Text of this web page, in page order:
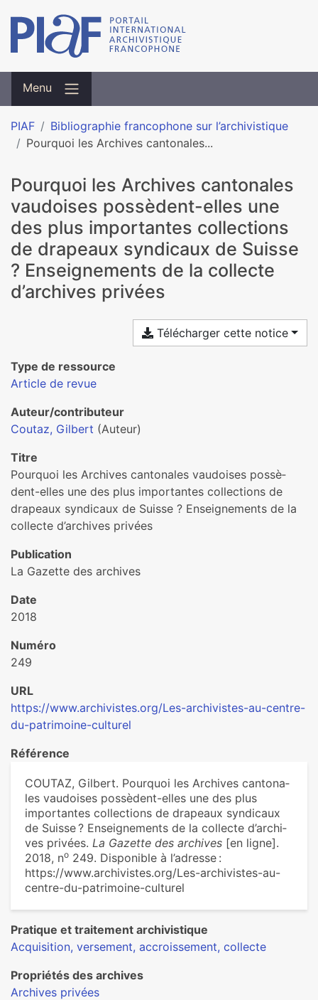
Menu
PIAF
Bibliographie francophone sur l’archivistique
Pourquoi les Archives can­to­na­les...
Pourquoi les Archives can­to­na­les
vau­doi­ses pos­sè­dent-elles une
des plus impor­tan­tes col­lec­tions
de dra­peaux syn­di­caux de Suisse
? Enseignements de la col­lecte
d’archi­ves pri­vées
Télécharger cette notice
Type de ressource
Article de revue
Auteur/contributeur
Coutaz, Gilbert (Auteur)
Titre
Pourquoi les Archives can­to­na­les vau­doi­ses pos­sè­
dent-elles une des plus impor­tan­tes col­lec­tions de
dra­peaux syn­di­caux de Suisse ? Enseignements de la
col­lecte d’archi­ves pri­vées
Publication
La Gazette des archives
Date
2018
Numéro
249
URL
https://www.archivistes.org/Les-archivistes-au-centre-
du-patrimoine-culturel
Référence
COUTAZ, Gilbert. Pourquoi les Archives can­to­na­
les vau­doi­ses pos­sè­dent-elles une des plus
impor­tan­tes col­lec­tions de dra­peaux syn­di­caux
de Suisse ? Enseignements de la col­lecte d’archi­
ves pri­vées. La Gazette des archives [en ligne].
2018, no 249. Disponible à l’adresse :
https://www.archivistes.org/Les-archivistes-au-
centre-du-patrimoine-culturel
Pratique et traitement archivistique
Acquisition, versement, accroissement, collecte
Propriétés des archives
Archives privées